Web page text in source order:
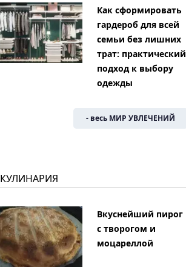
Как сформировать
гардероб для всей
семьи без лишних
трат: практический
подход к выбору
одежды
- весь МИР УВЛЕЧЕНИЙ
КУЛИНАРИЯ
Вкуснейший пирог
с творогом и
моцареллой